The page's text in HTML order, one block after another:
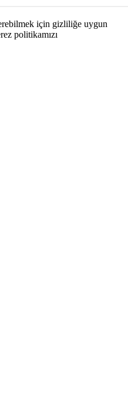
için gizliliğe uygun
politikamızı